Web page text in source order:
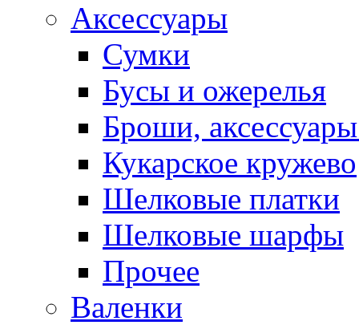
Аксессуары
Сумки
Бусы и ожерелья
Броши,
Кукарское кружево
Шелковые платки
Шелковые шарфы
Прочее
Валенки